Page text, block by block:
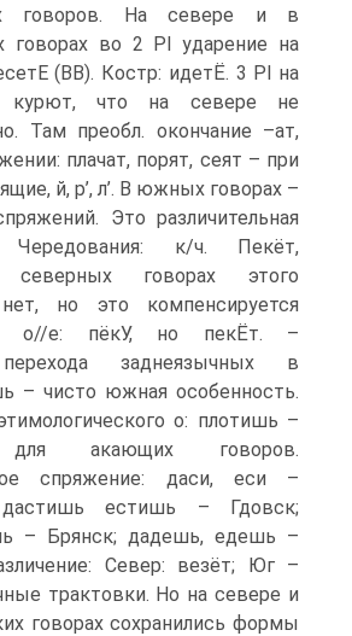
говоров. На севере и в
говорах во 2 Pl ударение на
(ВВ). Костр: идетЁ. 3 Pl на
курют, что на севере не
Там преобл. окончание –ат,
плачат, порят, сеят – при
й, р’, л’. В южных говорах –
Это различительная
Чередования: к/ч. Пекёт,
говорах этого
но это компенсируется
о//е: пёкУ, но пекЁт. –
заднеязычных в
– чисто южная особенность.
о: плотишь –
для акающих говоров.
спряжение: даси, еси –
дастишь естишь – Гдовск;
– Брянск; дадешь, едешь –
Север: везёт; Юг –
трактовки. Но на севере и
говорах сохранились формы